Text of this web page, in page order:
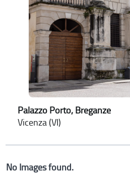
Palazzo Porto, Breganze
Vicenza (VI)
No Images found.